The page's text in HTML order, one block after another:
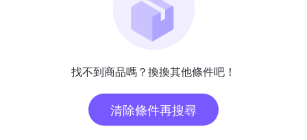
找不到商品嗎？換換其他條件吧！
清除條件再搜尋